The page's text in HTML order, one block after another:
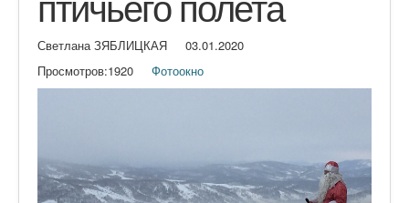
Светлана ЗЯБЛИЦКАЯ
03.01.2020
Просмотров:1920 Фотоокно